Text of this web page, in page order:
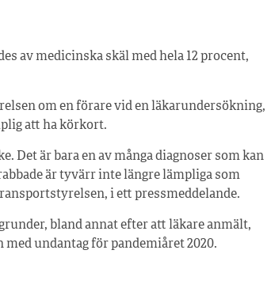
av medicinska skäl med hela 12 procent,
om en förare vid en läkarundersökning,
att ha körkort.
Det är bara en av många diagnoser som kan
är tyvärr inte längre lämpliga som
i ett pressmeddelande.
bland annat efter att läkare anmält,
undantag för pandemiåret 2020.